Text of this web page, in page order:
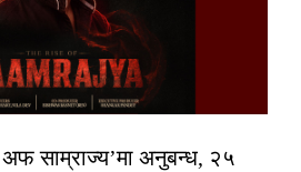
अफ साम्राज्य’मा अनुबन्ध, २५